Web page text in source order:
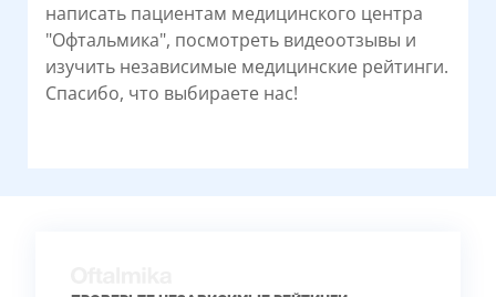
написать пациентам медицинского центра
"Офтальмика", посмотреть видеоотзывы и
изучить независимые медицинские рейтинги.
Спасибо, что выбираете нас!